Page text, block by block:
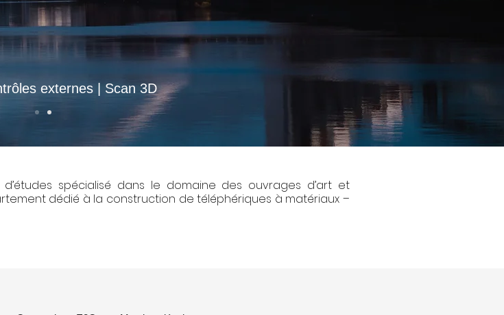
externes | Scan 3D
spécialisé dans le domaine des ouvrages d’art et
dédié à la construction de téléphériques à matériaux –